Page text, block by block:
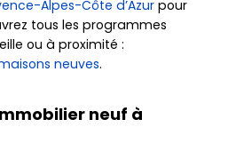
Alpes-Côte d’Azur pour
tous les programmes
ou à proximité :
neuves.
neuf à